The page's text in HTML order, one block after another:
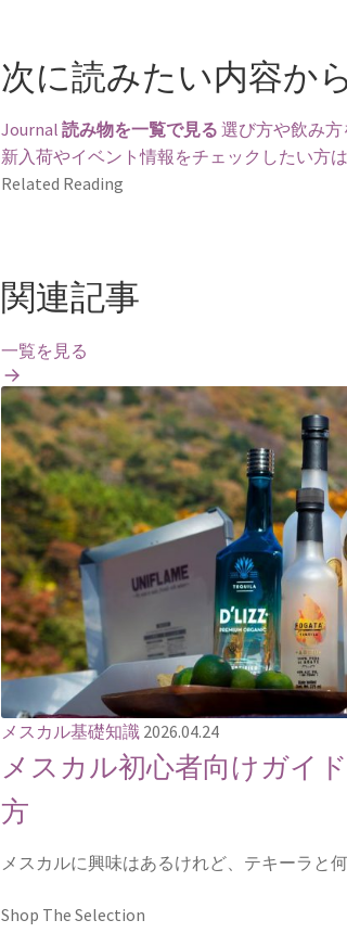
次に読みたい内容か
Journal 読み物を一覧で見る 選び方や飲み方
新入荷やイベント情報をチェックしたい方は
Related Reading
関連記事
一覧を見る
メスカル基礎知識 2026.04.24
メスカル初心者向けガイ
方
メスカルに興味はあるけれど、テキーラと
Shop The Selection